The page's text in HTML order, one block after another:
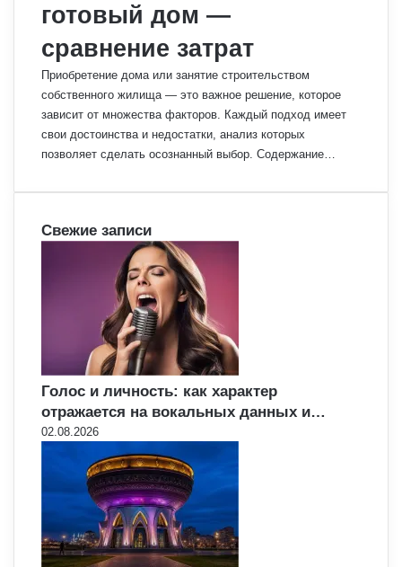
готовый дом —
сравнение затрат
Приобретение дома или занятие строительством
собственного жилища — это важное решение, которое
зависит от множества факторов. Каждый подход имеет
свои достоинства и недостатки, анализ которых
позволяет сделать осознанный выбор. Содержание…
Свежие записи
Голос и личность: как характер
отражается на вокальных данных и…
02.08.2026